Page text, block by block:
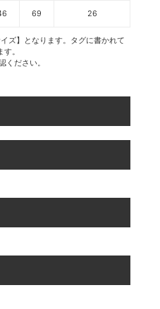
69 26
ズ】となります。タグに書かれて
。
ください。